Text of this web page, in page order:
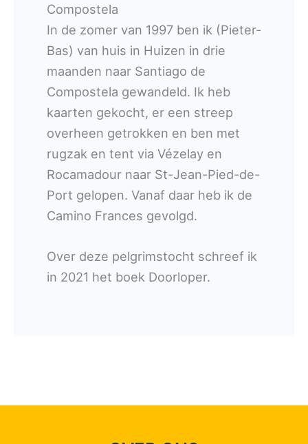
Compostela
In de zomer van 1997 ben ik (Pieter-
Bas) van huis in Huizen in drie
maanden naar Santiago de
Compostela gewandeld. Ik heb
kaarten gekocht, er een streep
overheen getrokken en ben met
rugzak en tent via Vézelay en
Rocamadour naar St-Jean-Pied-de-
Port gelopen. Vanaf daar heb ik de
Camino Frances gevolgd.
Over deze pelgrimstocht schreef ik
in 2021 het boek Doorloper.